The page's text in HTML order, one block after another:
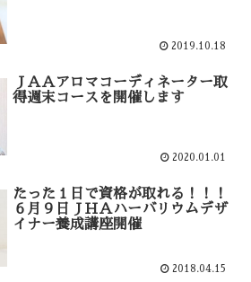
2019.10.18
ＪＡＡアロマコーディネーター取
得週末コースを開催します
2020.01.01
たった１日で資格が取れる！！！
６月９日ＪＨＡハーバリウムデザ
イナー養成講座開催
2018.04.15